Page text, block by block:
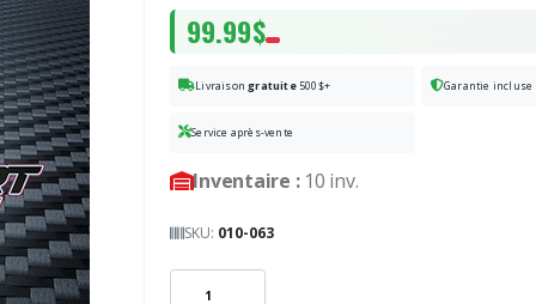
99.99$
Livraisongratuite500$+ Garantie incluse
Service après-vente
Inventaire :10 inv.
SKU: 010-063